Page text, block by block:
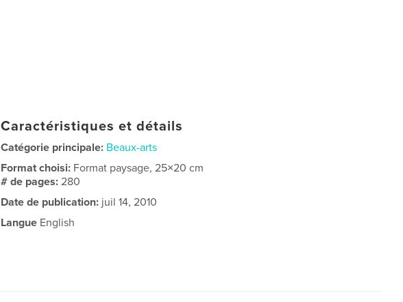
Caractéristiques et détails
Catégorie principale: Beaux-arts
Format choisi: Format paysage, 25×20 cm
# de pages:280
Date de publication: juil 14, 2010
Langue English